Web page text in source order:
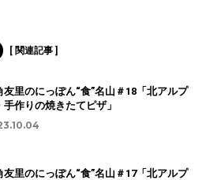
[ 関連記事 ]
友里のにっぽん“食”名山＃18「北アルプ
手作りの焼きたてピザ」
友里のにっぽん“食”名山＃17「北アルプ